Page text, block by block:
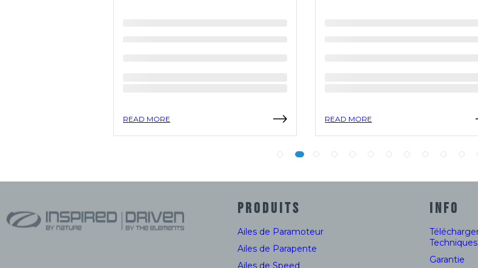
READ MORE READ MORE
PRODUITS
Ailes de Paramoteur
Ailes de Parapente
Ailes de Speed
INFO
Techniques
Garantie